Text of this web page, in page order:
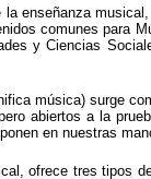
enseñanza
comunes para
y Ciencias
música) surge
abiertos a la
en nuestras
ofrece tres tipos